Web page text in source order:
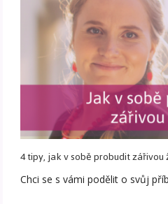
4 tipy, jak v sobě probudit zářivou
Chci se s vámi podělit o svůj